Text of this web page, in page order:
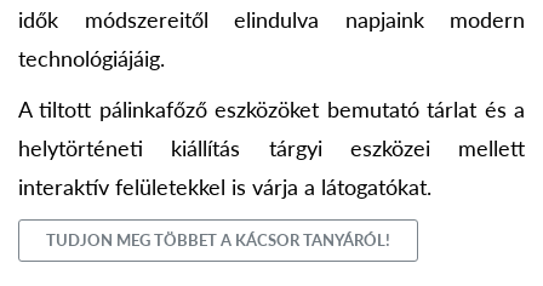
idők módszereitől elindulva napjaink modern
technológiájáig.
A tiltott pálinkafőző eszközöket bemutató tárlat és a
helytörténeti kiállítás tárgyi eszközei mellett
interaktív felületekkel is várja a látogatókat.
TUDJON MEG TÖBBET A KÁCSOR TANYÁRÓL!